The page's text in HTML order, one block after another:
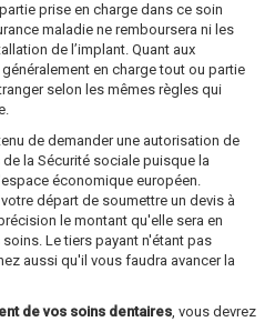
prise en charge dans ce soin
maladie ne remboursera ni les
de l’implant. Quant aux
en charge tout ou partie
selon les mêmes règles qui
de demander une autorisation de
la Sécurité sociale puisque la
économique européen.
départ de soumettre un devis à
le montant qu'elle sera en
Le tiers payant n'étant pas
aussi qu'il vous faudra avancer la
de vos soins dentaires, vous devrez